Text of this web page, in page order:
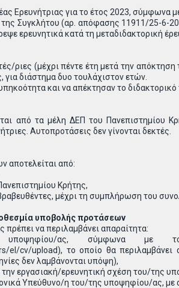
Ερευνήτριας για το έτος 2023, σύμφωνα
Συγκλήτου (αρ. απόφασης 11911/25-6-
ερευνητικά κατά τη μεταδιδακτορική
ριες (μέχρι πέντε έτη μετά την
διάστημα δυο τουλάχιστον ετών.
και να απέκτησαν το
από τα μέλη ΔΕΠ του Πανεπιστημίου
Αυτοπροτάσεις δεν γίνονται δεκτές.
αποτελείται από:
Κρήτης,
μέχρι τη συμπλήρωση του
υποβολής προτάσεων
να περιλαμβάνει απαραίτητα:
υποψηφίου/ας, σύμφωνα με
el/cv/upload), το οποίο θα περιλαμβάνει
δεν λαμβάνονται υπόψη),
εργασιακή/ερευνητική σχέση του/της
Υπεύθυνο/η του/της υποψηφίου/ας, με